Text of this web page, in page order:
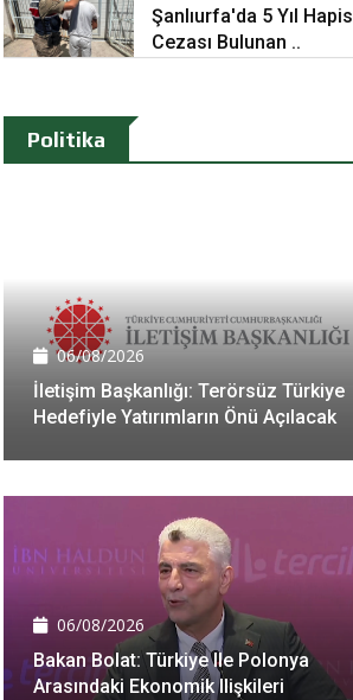
Şanlıurfa'da 5 Yıl Hapis
Cezası Bulunan ..
Politika
06/08/2026
İletişim Başkanlığı: Terörsüz Türkiye
Hedefiyle Yatırımların Önü Açılacak
06/08/2026
Bakan Bolat: Türkiye Ile Polonya
Arasındaki Ekonomik Ilişkileri